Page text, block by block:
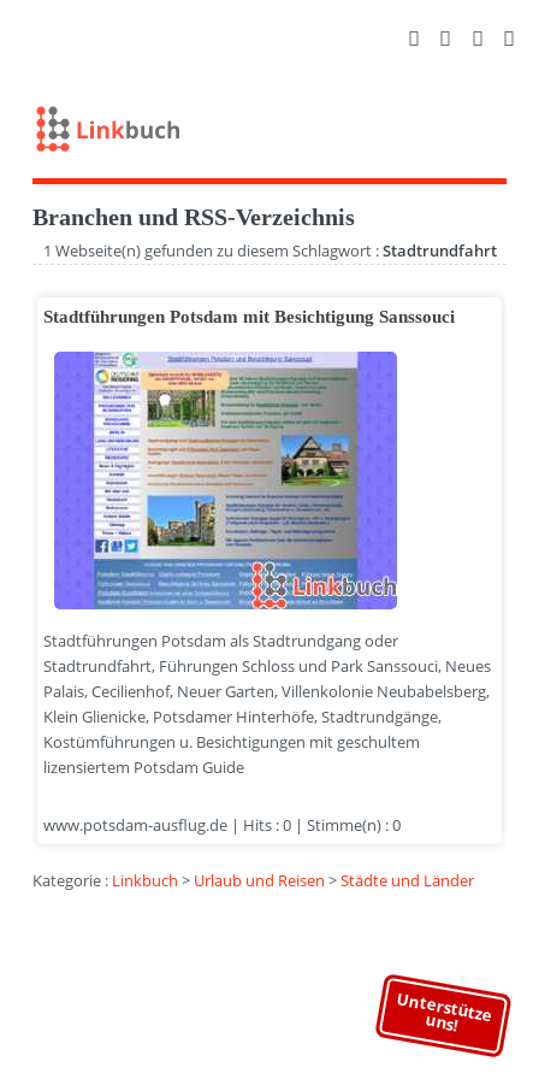
Unterstütze
uns!
Branchen und RSS-Verzeichnis
1 Webseite(n) gefunden zu diesem Schlagwort :Stadtrundfahrt
Stadtführungen Potsdam mit Besichtigung Sanssouci
Stadtführungen Potsdam als Stadtrundgang oder
Stadtrundfahrt, Führungen Schloss und Park Sanssouci, Neues
Palais, Cecilienhof, Neuer Garten, Villenkolonie Neubabelsberg,
Klein Glienicke, Potsdamer Hinterhöfe, Stadtrundgänge,
Kostümführungen u. Besichtigungen mit geschultem
lizensiertem Potsdam Guide
www.potsdam-ausflug.de | Hits : 0 | Stimme(n) : 0
Kategorie : Linkbuch > Urlaub und Reisen >Städte und Länder